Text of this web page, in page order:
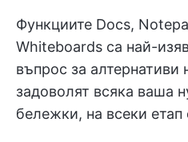
Функциите Docs,
Whiteboards са най-
въпрос за
задоволят всяка ваша
бележки, на всеки етап